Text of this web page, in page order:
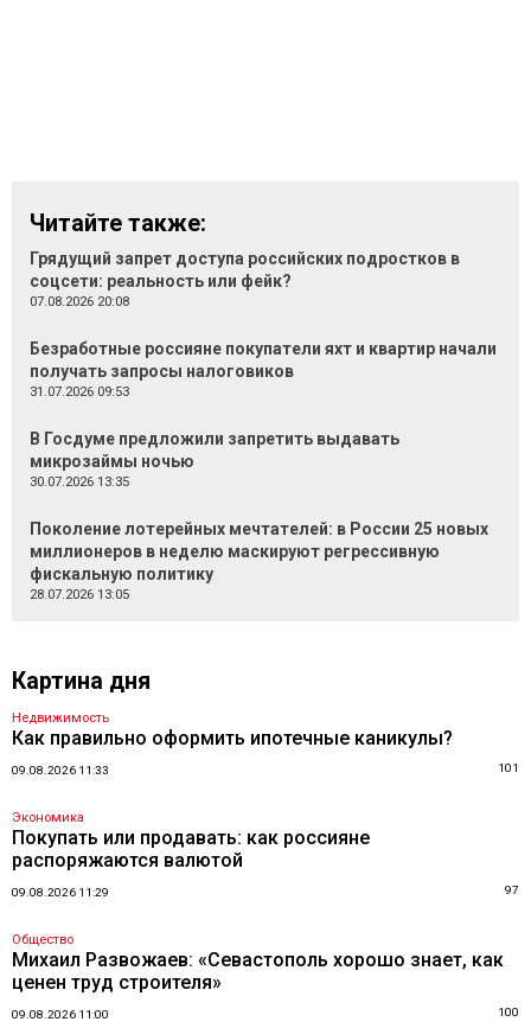
Читайте также:
Грядущий запрет доступа российских подростков в
соцсети: реальность или фейк?
07.08.2026 20:08
Безработные россияне покупатели яхт и квартир начали
получать запросы налоговиков
31.07.2026 09:53
В Госдуме предложили запретить выдавать
микрозаймы ночью
30.07.2026 13:35
Поколение лотерейных мечтателей: в России 25 новых
миллионеров в неделю маскируют регрессивную
фискальную политику
28.07.2026 13:05
Картина дня
Недвижимость
Как правильно оформить ипотечные каникулы?
09.08.2026 11:33 101
Экономика
Покупать или продавать: как россияне
распоряжаются валютой
09.08.2026 11:29 97
Общество
Михаил Развожаев: «Севастополь хорошо знает, как
ценен труд строителя»
09.08.2026 11:00 100